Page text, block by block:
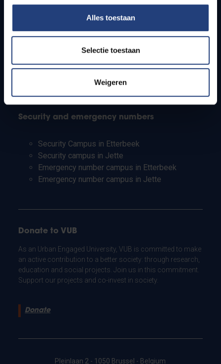
Alles toestaan
Selectie toestaan
Weigeren
Students
PhD students
Teachers and secondary schools
Working students
Security and emergency numbers
Security Campus in Etterbeek
Security campus in Jette
Emergency number campus in Etterbeek
Emergency number campus in Jette
Donate to VUB
As an Urban Engaged University, VUB is committed to make
an active contribution to a better society: through research,
education and social projects. Join us in this commitment.
Support our projects and co-invest in society.
Donate
Pleinlaan 2 - 1050 Brussel - Belgium